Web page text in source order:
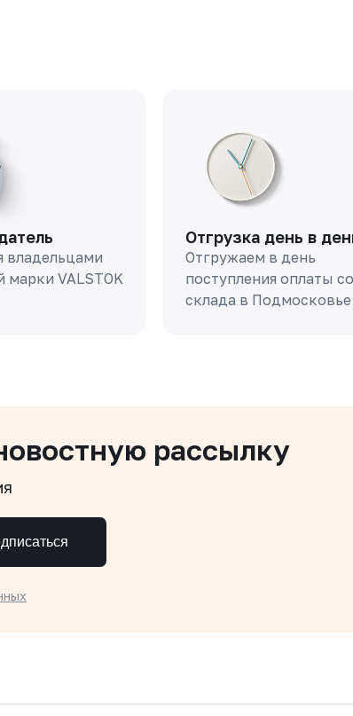
владельцами
марки VALSTOK
Отгрузка день в
Отгружаем в день
поступления оплаты со
склада в Подмосковье
рассылку